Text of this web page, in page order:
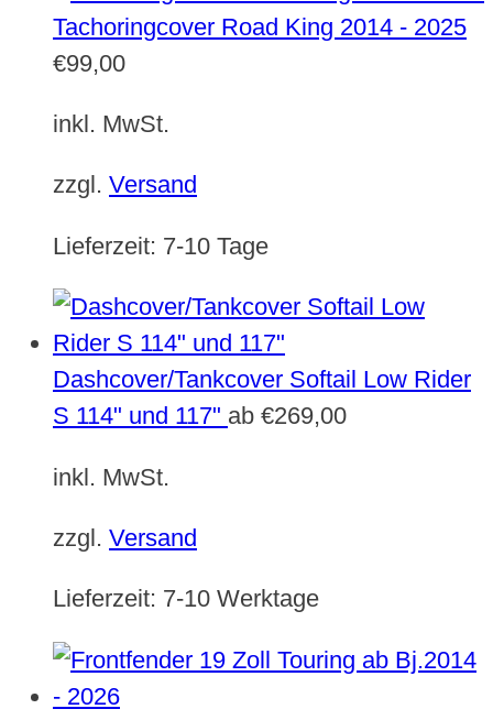
Tachoringcover Road King 2014 - 2025
€99,00
inkl. MwSt.
zzgl. Versand
Lieferzeit: 7-10 Tage
Dashcover/Tankcover Softail Low Rider
S 114" und 117" ab €269,00
inkl. MwSt.
zzgl. Versand
Lieferzeit: 7-10 Werktage